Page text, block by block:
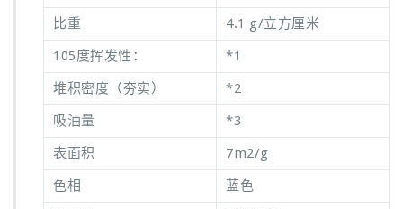
比重
4.1 g/立方厘米
105度挥发性：
*1
堆积密度（夯实）
*2
吸油量
*3
表面积
7m2/g
色相
蓝色